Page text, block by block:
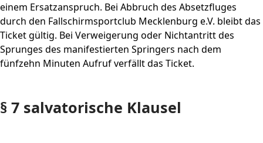
einem Ersatzanspruch. Bei Abbruch des Absetzfluges
durch den Fallschirmsportclub Mecklenburg e.V. bleibt das
Ticket gültig. Bei Verweigerung oder Nichtantritt des
Sprunges des manifestierten Springers nach dem
fünfzehn Minuten Aufruf verfällt das Ticket.
§ 7 salvatorische Klausel